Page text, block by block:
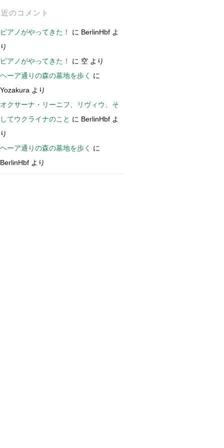
のコメント
ピアノがやってきた！ に BerlinHbf よ
り
ピアノがやってきた！
に 空 より
ヘーア通りの森の墓地を歩く
に
Yozakura より
オクサーナ・リーニフ、リヴィウ、そ
してウクライナのこと に BerlinHbf よ
り
ヘーア通りの森の墓地を歩く
に
BerlinHbf より